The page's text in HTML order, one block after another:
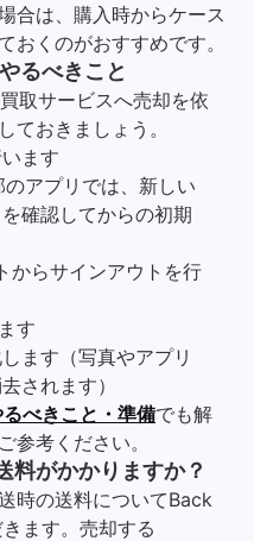
合は、購入時からケース
おくのがおすすめです。
るべきこと
取サービスへ売却を依
ておきましょう。
ます
アプリでは、新しい
確認してからの初期
からサインアウトを行
す
ます（写真やアプリ
されます）
べきこと・準備でも解
参考ください。
がかかりますか？
時の送料についてBack
ます。売却する